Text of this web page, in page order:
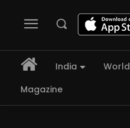
India World
Magazine